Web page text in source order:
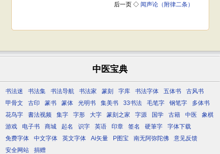
中医宝典
书法迷 书法集 书法导航 书法家 篆刻 字库 书法字体 五体书
古风书
甲骨文
古印 篆书 篆体 光明书 集美书 33书法 毛笔字 钢笔字
多体书
花鸟字
書法视频 集字 字形 大字 篆刻之家 字源 国学 古籍 中医
象棋
游戏
电子书 商城 起名 识字 英语 印章 签名 硬筆字
字体下载
免费字体
中文字体 英文字体 Ai矢量 P图宝 南无阿弥陀佛
意见反馈
安全网站
捐赠